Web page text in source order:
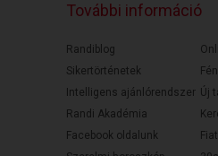
További információ
Randiblog
Sikertörténetek
Intelligens ajánlórendszer
Randi Akadémia
Facebook oldalunk
Új